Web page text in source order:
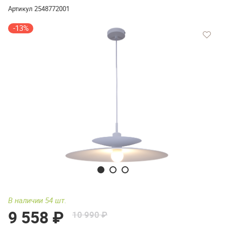
Артикул 2548772001
-13%
В наличии 54 шт.
9 558 ₽ 10 990 ₽